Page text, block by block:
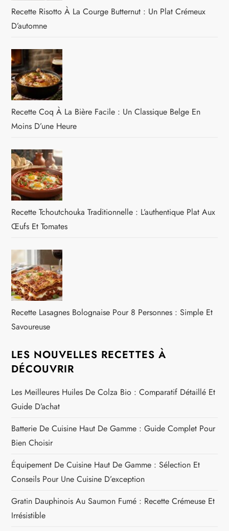
Recette Risotto À La Courge Butternut : Un Plat Crémeux
D’automne
Recette Coq À La Bière Facile : Un Classique Belge En
Moins D’une Heure
Recette Tchoutchouka Traditionnelle : L’authentique Plat Aux
Œufs Et Tomates
Recette Lasagnes Bolognaise Pour 8 Personnes : Simple Et
Savoureuse
LES NOUVELLES RECETTES À
DÉCOUVRIR
Les Meilleures Huiles De Colza Bio : Comparatif Détaillé Et
Guide D’achat
Batterie De Cuisine Haut De Gamme : Guide Complet Pour
Bien Choisir
Équipement De Cuisine Haut De Gamme : Sélection Et
Conseils Pour Une Cuisine D’exception
Gratin Dauphinois Au Saumon Fumé : Recette Crémeuse Et
Irrésistible